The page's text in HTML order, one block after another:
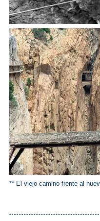
** El viejo camino frente al